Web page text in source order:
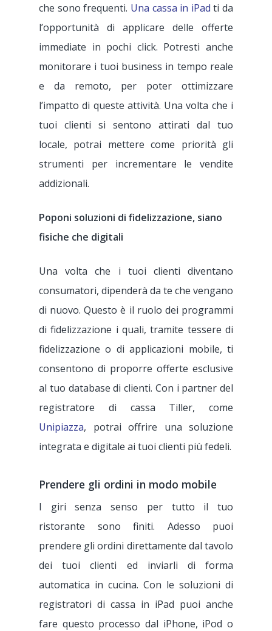
che sono frequenti. Una cassa in iPad ti da
l’opportunità di applicare delle offerte
immediate in pochi click. Potresti anche
monitorare i tuoi business in tempo reale
e da remoto, per poter ottimizzare
l’impatto di queste attività. Una volta che i
tuoi clienti si sentono attirati dal tuo
locale, potrai mettere come priorità gli
strumenti per incrementare le vendite
addizionali.
Poponi soluzioni di fidelizzazione, siano
fisiche che digitali
Una volta che i tuoi clienti diventano
consumatori, dipenderà da te che vengano
di nuovo. Questo è il ruolo dei programmi
di fidelizzazione i quali, tramite tessere di
fidelizzazione o di applicazioni mobile, ti
consentono di proporre offerte esclusive
al tuo database di clienti. Con i partner del
registratore di cassa Tiller, come
Unipiazza, potrai offrire una soluzione
integrata e digitale ai tuoi clienti più fedeli.
Prendere gli ordini in modo mobile
I giri senza senso per tutto il tuo
ristorante sono finiti. Adesso puoi
prendere gli ordini direttamente dal tavolo
dei tuoi clienti ed inviarli di forma
automatica in cucina. Con le soluzioni di
registratori di cassa in iPad puoi anche
fare questo processo dal iPhone, iPod o